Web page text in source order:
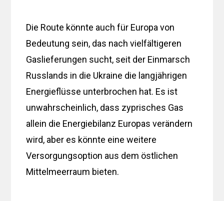
Die Route könnte auch für Europa von
Bedeutung sein, das nach vielfältigeren
Gaslieferungen sucht, seit der Einmarsch
Russlands in die Ukraine die langjährigen
Energieflüsse unterbrochen hat. Es ist
unwahrscheinlich, dass zyprisches Gas
allein die Energiebilanz Europas verändern
wird, aber es könnte eine weitere
Versorgungsoption aus dem östlichen
Mittelmeerraum bieten.